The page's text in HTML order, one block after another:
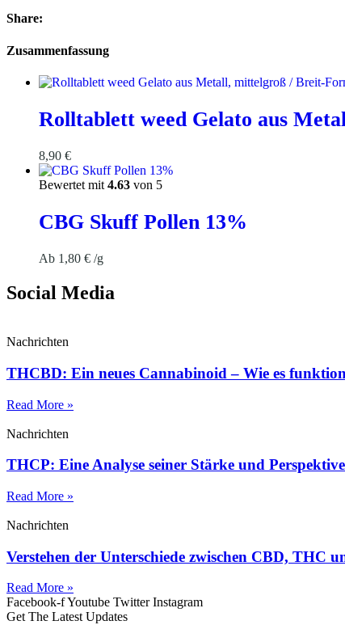
Share:
Zusammenfassung
Rolltablett weed Gelato aus
8,90 €
Bewertet mit 4.63 von 5
CBG Skuff Pollen 13%
Ab 1,80 € /g
Social Media
Nachrichten
THCBD: Ein neues Cannabinoid – Wie es
Read More »
Nachrichten
THCP: Eine Analyse seiner Stärke und
Read More »
Nachrichten
Verstehen der Unterschiede zwischen CBD, THC
Read More »
Facebook-fYoutube Twitter Instagram
Get The Latest Updates